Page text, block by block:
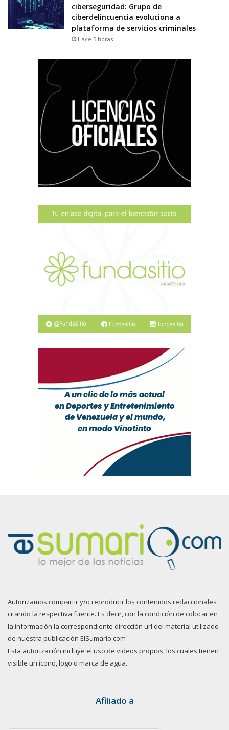
ciberseguridad: Grupo de
ciberdelincuencia evoluciona a
plataforma de servicios criminales
Hace 5 horas
Autorizamos compartir y/o reproducir los contenidos redaccionales
citando la respectiva fuente. Es decir, con la condición de colocar en
la información la correspondiente dirección url del material utilizado
de nuestra publicación ElSumario.com
Esta autorización incluye el uso de videos propios, los cuales tienen
visible un ícono, logo o marca de agua.
Afiliado a